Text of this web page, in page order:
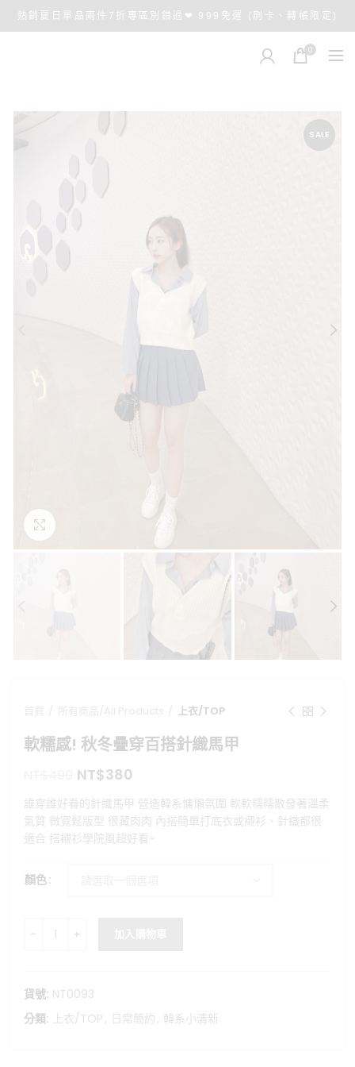
熱銷夏日單品兩件7折專區別錯過❤ 999免運 (刷卡、轉帳限定)
0
SALE
上衣/TOP
軟糯感! 秋冬疊穿百搭針織馬甲
原
價
格：
NT$490。
NT$380
價
格：
NT$380。
誰穿誰好看的針織馬甲 營造韓系慵懶氛圍 軟軟糯糯散發著溫柔
氣質 微寬鬆版型 很藏肉肉 內搭簡單打底衣或襯衫、針織都很
適合 搭襯衫學院風超好看~
顏色
軟糯感! 秋冬疊穿百搭針織馬甲 數量
貨號: NT0093
分類: 上衣/TOP , 日常簡約 , 韓系小清新